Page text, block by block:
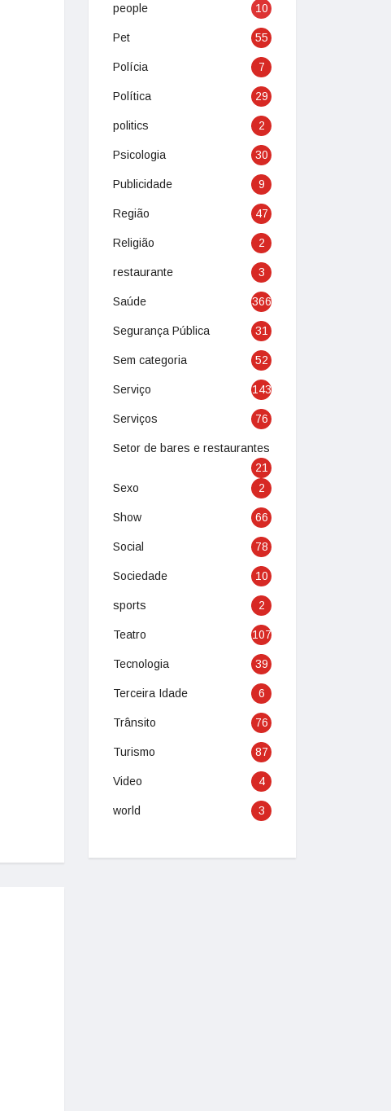
people 10
Pet 55
Polícia 7
Política 29
politics 2
Psicologia 30
Publicidade 9
Região 47
Religião 2
restaurante 3
Saúde 366
Segurança Pública 31
Sem categoria 52
Serviço 143
Serviços 76
Setor de bares e restaurantes
21
Sexo
2
Show 66
Social 78
Sociedade 10
sports 2
Teatro 107
Tecnologia 39
Terceira Idade 6
Trânsito 76
Turismo 87
Video 4
world 3